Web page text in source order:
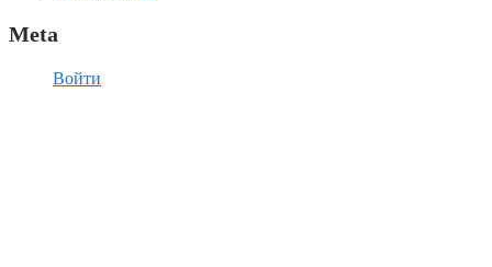
Meta
Войти